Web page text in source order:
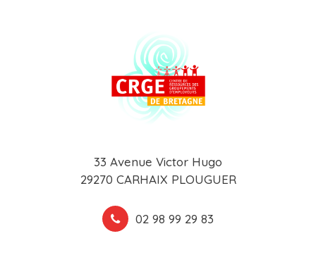
33 Avenue Victor Hugo
29270 CARHAIX PLOUGUER
02 98 99 29 83